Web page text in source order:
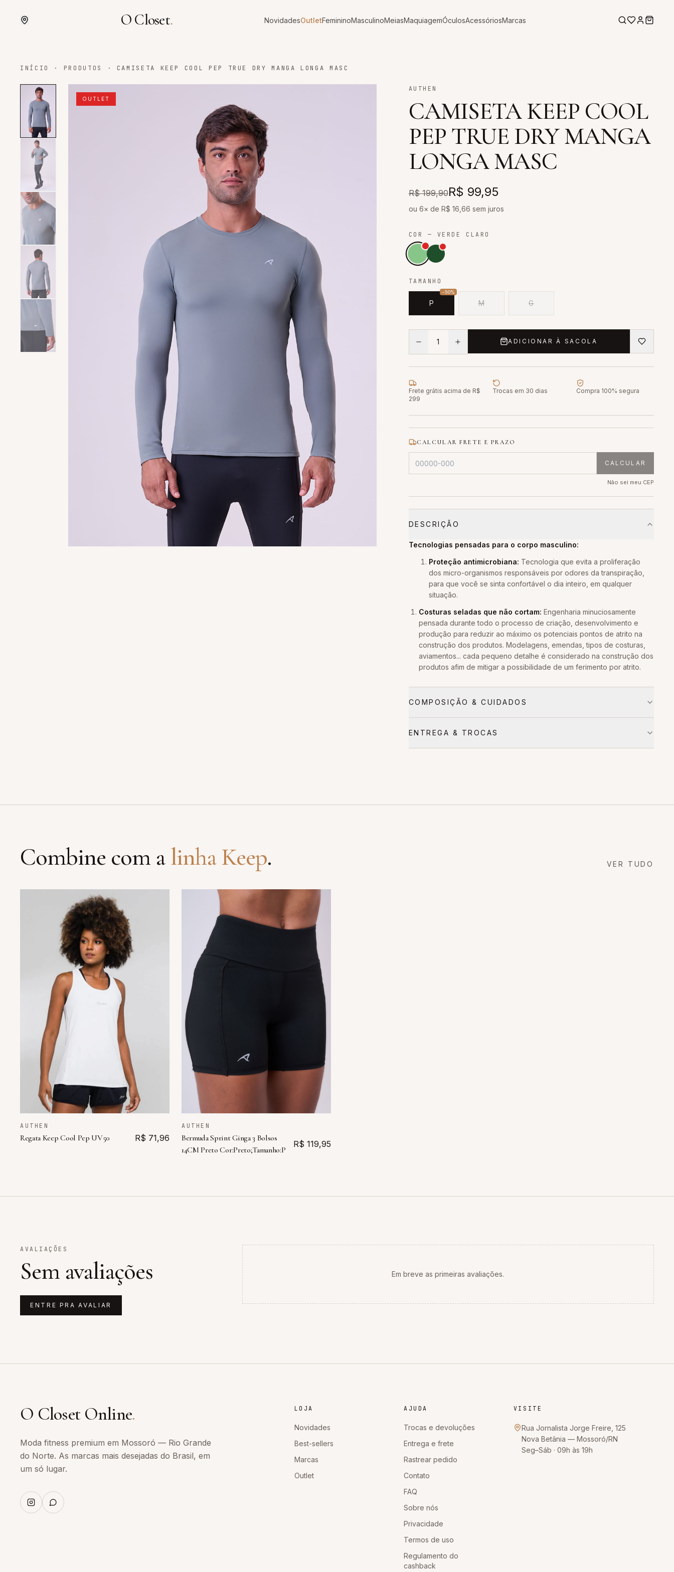
O Closet. NovidadesOutletFemininoMasculinoMeiasMaquiagemÓculosAcessóriosMarcas
INÍCIO · PRODUTOS · CAMISETA KEEP COOL PEP TRUE DRY MANGA LONGA MASC
OUTLET
AUTHEN
CAMISETA KEEP COOL
PEP TRUE DRY MANGA
LONGA MASC
R$ 199,90R$ 99,95
ou 6× de R$ 16,66 sem juros
COR — VERDE CLARO
TAMANHO
P
−50%
M G
1 ADICIONAR À SACOLA
Frete grátis acima de R$
299
Trocas em 30 dias Compra 100% segura
CALCULAR FRETE E PRAZO
CALCULAR
Não sei meu CEP
DESCRIÇÃO
Tecnologias pensadas para o corpo masculino:
Proteção antimicrobiana: Tecnologia que evita a proliferação
dos micro-organismos responsáveis por odores da transpiração,
para que você se sinta confortável o dia inteiro, em qualquer
situação.
Costuras seladas que não cortam: Engenharia minuciosamente
pensada durante todo o processo de criação, desenvolvimento e
produção para reduzir ao máximo os potenciais pontos de atrito na
construção dos produtos. Modelagens, emendas, tipos de costuras,
aviamentos... cada pequeno detalhe é considerado na construção dos
produtos afim de mitigar a possibilidade de um ferimento por atrito.
COMPOSIÇÃO & CUIDADOS
ENTREGA & TROCAS
Combine com alinhaKeep. VER TUDO
AUTHEN
Regata Keep Cool Pep UV50 R$ 71,96
AUTHEN
Bermuda Sprint Ginga 3 Bolsos
14CM Preto Cor:Preto;Tamanho:P
R$ 119,95
AVALIAÇÕES
Sem avaliações
ENTRE PRA AVALIAR
Em breve as primeiras avaliações.
O Closet Online.
Moda fitness premium em Mossoró — Rio Grande
do Norte. As marcas mais desejadas do Brasil, em
um só lugar.
LOJA
Novidades
Best-sellers
Marcas
Outlet
AJUDA
Trocas e devoluções
Entrega e frete
Rastrear pedido
Contato
FAQ
Sobre nós
Privacidade
Termos de uso
Regulamento do
cashback
VISITE
Rua Jornalista Jorge Freire, 125
Nova Betânia — Mossoró/RN
Seg–Sáb · 09h às 19h